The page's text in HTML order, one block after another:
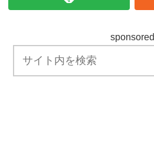
sponsored